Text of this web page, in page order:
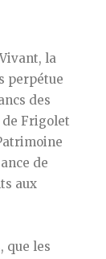
la
perpétue
des
de Frigolet
de
aux
que les